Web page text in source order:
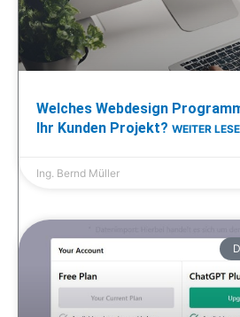
Welches Webdesign
Ihr Kunden Projekt? WEITER
Ing. Bernd Müller